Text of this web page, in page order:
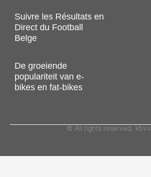
Suivre les Résultats en
Direct du Football
Belge
De groeiende
populariteit van e-
bikes en fat-bikes
© All rights reserved. kbvv